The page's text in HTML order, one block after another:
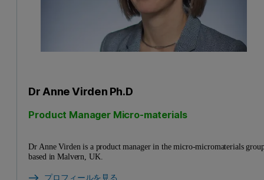
Dr Anne Virden Ph.D
Product Manager Micro-materials
Dr Anne Virden is a product manager in the micro-micromaterials
based in Malvern, UK.
プロフィールを見る